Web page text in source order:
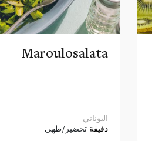
Maroulosalata
اليوناني
دقيقة تحضير/طهي